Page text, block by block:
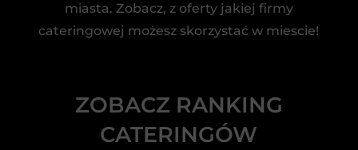
miasta. Zobacz, z oferty jakiej firmy
cateringowej możesz skorzystać w miescie!
ZOBACZ RANKING
CATERINGÓW